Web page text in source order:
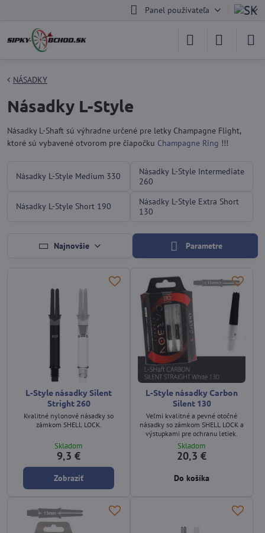
Panel používateľa
NÁSADKY
Násadky L-Style
Násadky L-Shaft sú výhradne určené pre letky Champagne Flight,
ktoré sú vybavené otvorom pre čiapočku Champagne Ring !!!
Násadky L-Style Medium 330
Násadky L-Style Intermediate
260
Násadky L-Style Short 190
Násadky L-Style Extra Short
130
Najnovšie Parametre
L-Style násadky Silent
Stright 260
Kvalitné nylonové násadky so
zámkom SHELL LOCK.
Skladom
9,3 €
Zobraziť
L-Style násadky Carbon
Silent 130
Veľmi kvalitné a pevné otočné
násadky so zámkom SHELL LOCK a
výstupkami pre ochranu letiek.
Skladom
20,3 €
Do košíka